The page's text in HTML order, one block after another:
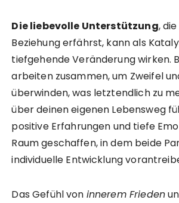
Die liebevolle Unterstützung,
Beziehung erfährst, kann als
tiefgehende Veränderung wirken.
arbeiten zusammen, um Zweifel
überwinden, was letztendlich zu
über deinen eigenen Lebensweg
positive Erfahrungen und tiefe
Raum geschaffen, in dem beide
individuelle Entwicklung
Das Gefühl von innerem Frieden